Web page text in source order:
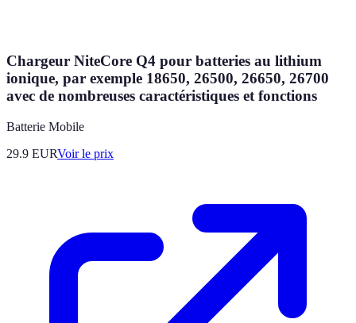
Chargeur NiteCore Q4 pour batteries au lithium
ionique, par exemple 18650, 26500, 26650, 26700
avec de nombreuses caractéristiques et fonctions
Batterie Mobile
29.9 EURVoir le prix